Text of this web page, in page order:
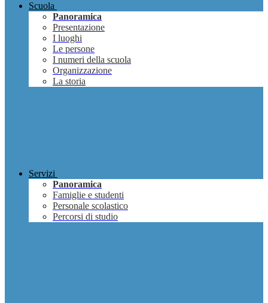
Scuola
Panoramica
Presentazione
I luoghi
Le persone
I numeri della scuola
Organizzazione
La storia
Servizi
Panoramica
Famiglie e studenti
Personale scolastico
Percorsi di studio